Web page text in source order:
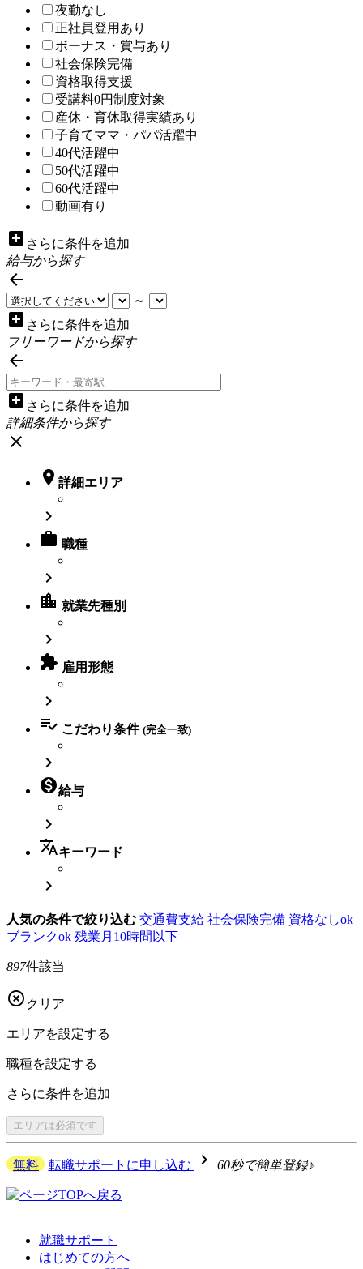
夜勤なし
正社員登用あり
ボーナス・賞与あり
社会保険完備
資格取得支援
受講料0円制度対象
産休・育休取得実績あり
子育てママ・パパ活躍中
40代活躍中
50代活躍中
60代活躍中
動画有り
add_box さらに条件を追加
給与から探す

～
add_box さらに条件を追加
フリーワードから探す

add_box さらに条件を追加
詳細条件から探す
close
 詳細エリア

 職種

location_city 就業先種別

 雇用形態

 こだわり条件 (完全一致)

給与

translateキーワード

人気の条件で絞り込む 交通費支給 社会保険完備 資格なしok
ブランクok 残業月10時間以下
897件該当
 クリア
エリアを設定する
職種を設定する
さらに条件を追加
エリアは必須です
無料 転職サポートに申し込む navigate_next 60秒で簡単登録♪
就職サポート
はじめての方へ